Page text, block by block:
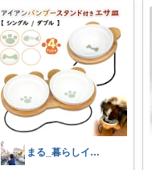
まる_暮らしインテリア🏠❣️